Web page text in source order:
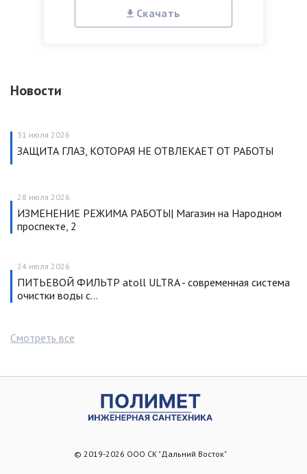
Скачать
Новости
31 июля 2026
ЗАЩИТА ГЛАЗ, КОТОРАЯ НЕ ОТВЛЕКАЕТ ОТ РАБОТЫ
28 июля 2026
ИЗМЕНЕНИЕ РЕЖИМА РАБОТЫ| Магазин на Народном
проспекте, 2
24 июля 2026
ПИТЬЕВОЙ ФИЛЬТР atoll ULTRA - современная система
очистки воды с…
Смотреть все
© 2019-2026 ООО СК "Дальний Восток"